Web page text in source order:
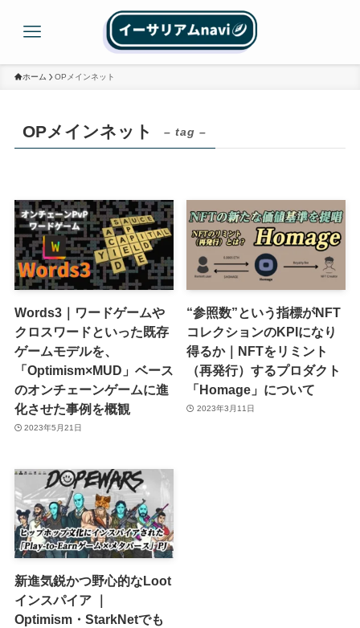
ホーム OPメインネット
OPメインネット – tag –
Words3｜ワードゲームや
クロスワードといった既存
ゲームモデルを、
「Optimism×MUD」ベース
のオンチェーンゲームに進
化させた事例を概観
2023年5月21日
“参照数”という指標がNFT
コレクションのKPIになり
得るか｜NFTをリミント
（再発行）するプロダクト
「Homage」について
2023年3月11日
新進気鋭かつ野心的なLoot
インスパイア ｜
Optimism・StarkNetでも